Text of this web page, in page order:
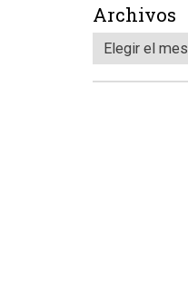
Archivos
Elegir el mes